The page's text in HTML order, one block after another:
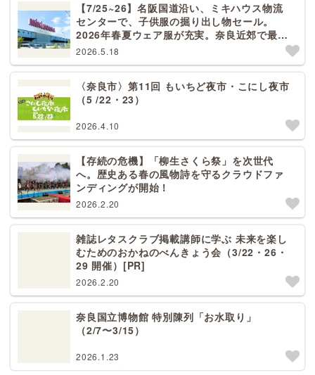
【7/25~26】名阪国道沿い、ミキハウス物流
センターで、子供服の掘り出し物セール。
2026年春夏ウェア服が充実。奈良近郊で最大
規模！天理から27分[PR]
2026.5.18
〈奈良市〉第11回 もいちど夜市・こにし夜市
（5 /22・23）
2026.4.10
【存続の危機】「柳生さくら祭」を次世代
へ。歴史ある春の風物詩を守るクラウドファ
ンディングが開始！
2026.2.20
雑誌レタスクラブ掲載講師に学ぶ 未来を楽し
むためのおかねのべんきょう会（3/22・26・
29 開催）[PR]
2026.2.20
奈良国立博物館 特別陳列「お水取り」
（2/7〜3/15）
2026.1.23